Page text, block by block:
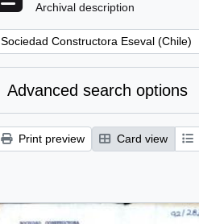
Archival description
Remove filter:
Sociedad Constructora Eseval (Chile)
Advanced search options
Print preview Card view